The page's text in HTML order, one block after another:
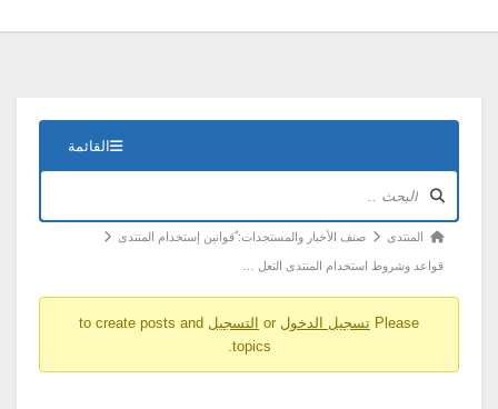
القائمة
مسارات
تنقل
المنتدى صنف الأخبار والمستجدات: ٌقوانين إستخدام المنتدى
قواعد وشروط استخدام المنتدى التعل …
Please تسجيل الدخول التسجيل to create posts and
topics.